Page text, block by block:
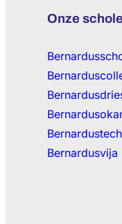
Onze
Bernardusvija